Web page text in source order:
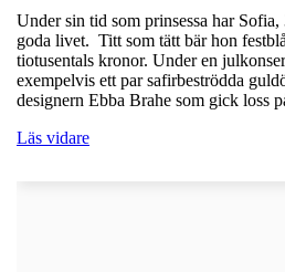
Under sin tid som prinsessa har
goda livet. Titt som tätt bär hon
tiotusentals kronor. Under en
exempelvis ett par safirbeströdda
designern Ebba Brahe som gick loss
Läs vidare